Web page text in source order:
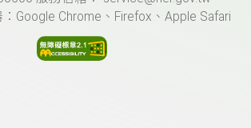
Google Chrome、Firefox、Apple Safari